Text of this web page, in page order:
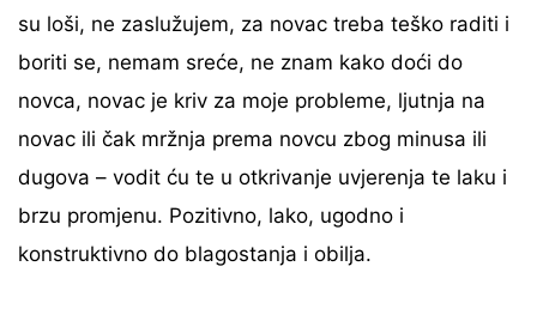
su loši, ne zaslužujem, za novac treba teško raditi i
boriti se, nemam sreće, ne znam kako doći do
novca, novac je kriv za moje probleme, ljutnja na
novac ili čak mržnja prema novcu zbog minusa ili
dugova – vodit ću te u otkrivanje uvjerenja te laku i
brzu promjenu. Pozitivno, lako, ugodno i
konstruktivno do blagostanja i obilja.